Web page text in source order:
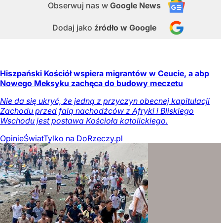
Obserwuj nas w Google News
Dodaj jako źródło w Google
Hiszpański Kościół wspiera migrantów w Ceucie, a abp
Nowego Meksyku zachęca do budowy meczetu
Nie da się ukryć, że jedną z przyczyn obecnej kapitulacji
Zachodu przed falą nachodźców z Afryki i Bliskiego
Wschodu jest postawa Kościoła katolickiego.
OpinieŚwiatTylko na DoRzeczy.pl